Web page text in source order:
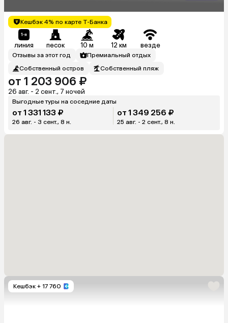
Кешбэк 4% по карте Т-Банка
линия песок 10 м 12 км везде
Отзывы за этот год
Премиальный отдых
Собственный остров
Собственный пляж
от 1 203 906 ₽
26 авг. - 2 сент., 7 ночей
Выгодные туры на соседние даты
от 1 331 133 ₽
26 авг. - 3 сент., 8 н.
от 1 349 256 ₽
25 авг. - 2 сент., 8 н.
Кешбэк + 17 760